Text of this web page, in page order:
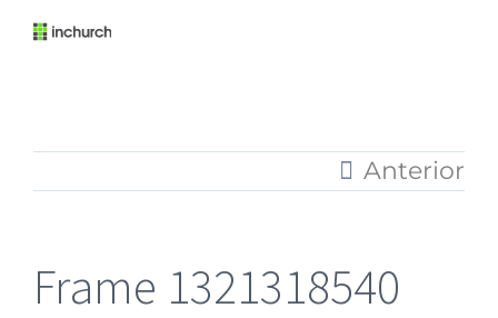
Anterior
Frame 1321318540